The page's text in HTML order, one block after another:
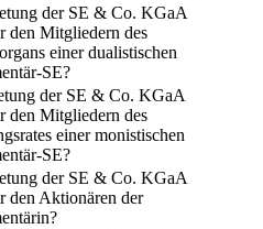
der SE & Co. KGaA
den Mitgliedern des
einer dualistischen
SE?
der SE & Co. KGaA
den Mitgliedern des
einer monistischen
SE?
der SE & Co. KGaA
den Aktionären der